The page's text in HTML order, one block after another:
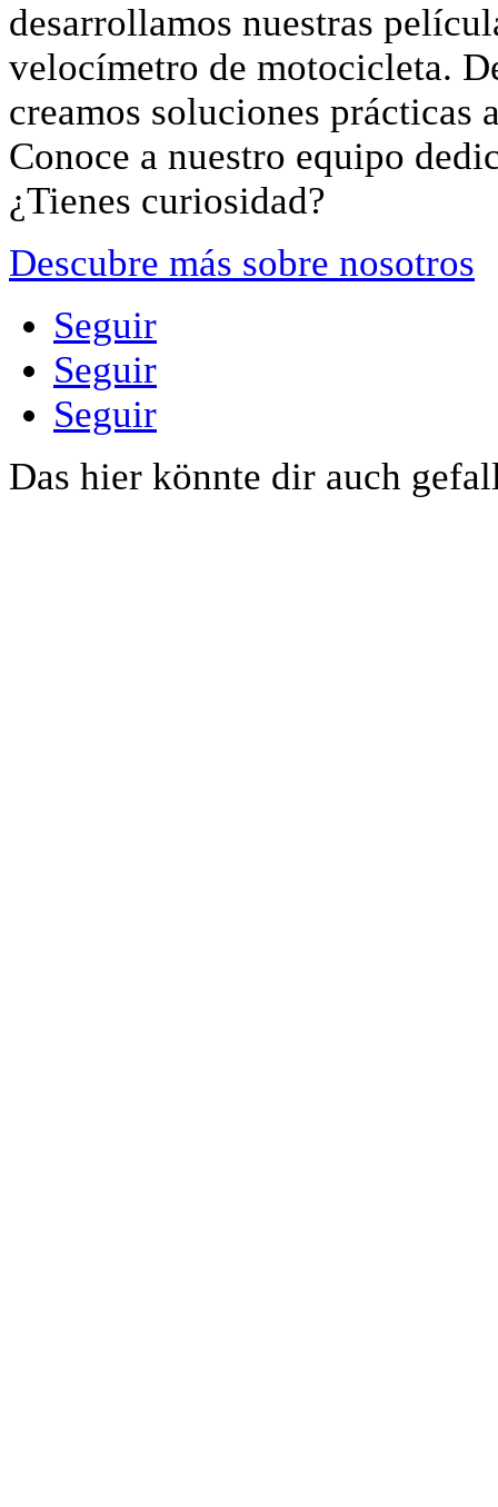
desarrollamos nuestras
velocímetro de motocicleta.
creamos soluciones prácticas
Conoce a nuestro equipo
¿Tienes curiosidad?
Descubre más sobre nosotros
Seguir
Seguir
Seguir
Das hier könnte dir auch